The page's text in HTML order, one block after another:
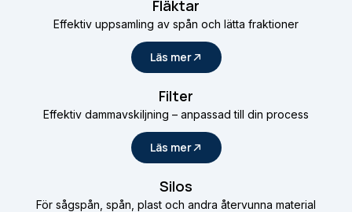
Fläktar
Effektiv uppsamling av spån och lätta fraktioner
Läs mer
Filter
Effektiv dammavskiljning – anpassad till din process
Läs mer
Silos
För sågspån, spån, plast och andra återvunna material